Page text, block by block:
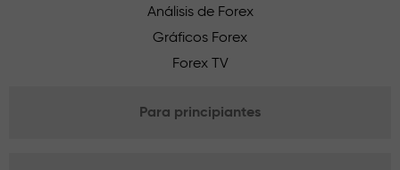
Análisis de Forex
Gráficos Forex
Forex TV
Para principiantes